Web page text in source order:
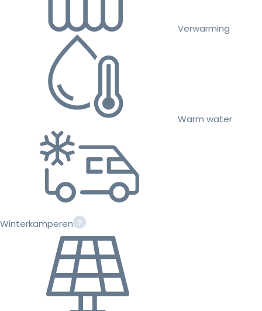
Verwarming
Warm water
Winterkamperen